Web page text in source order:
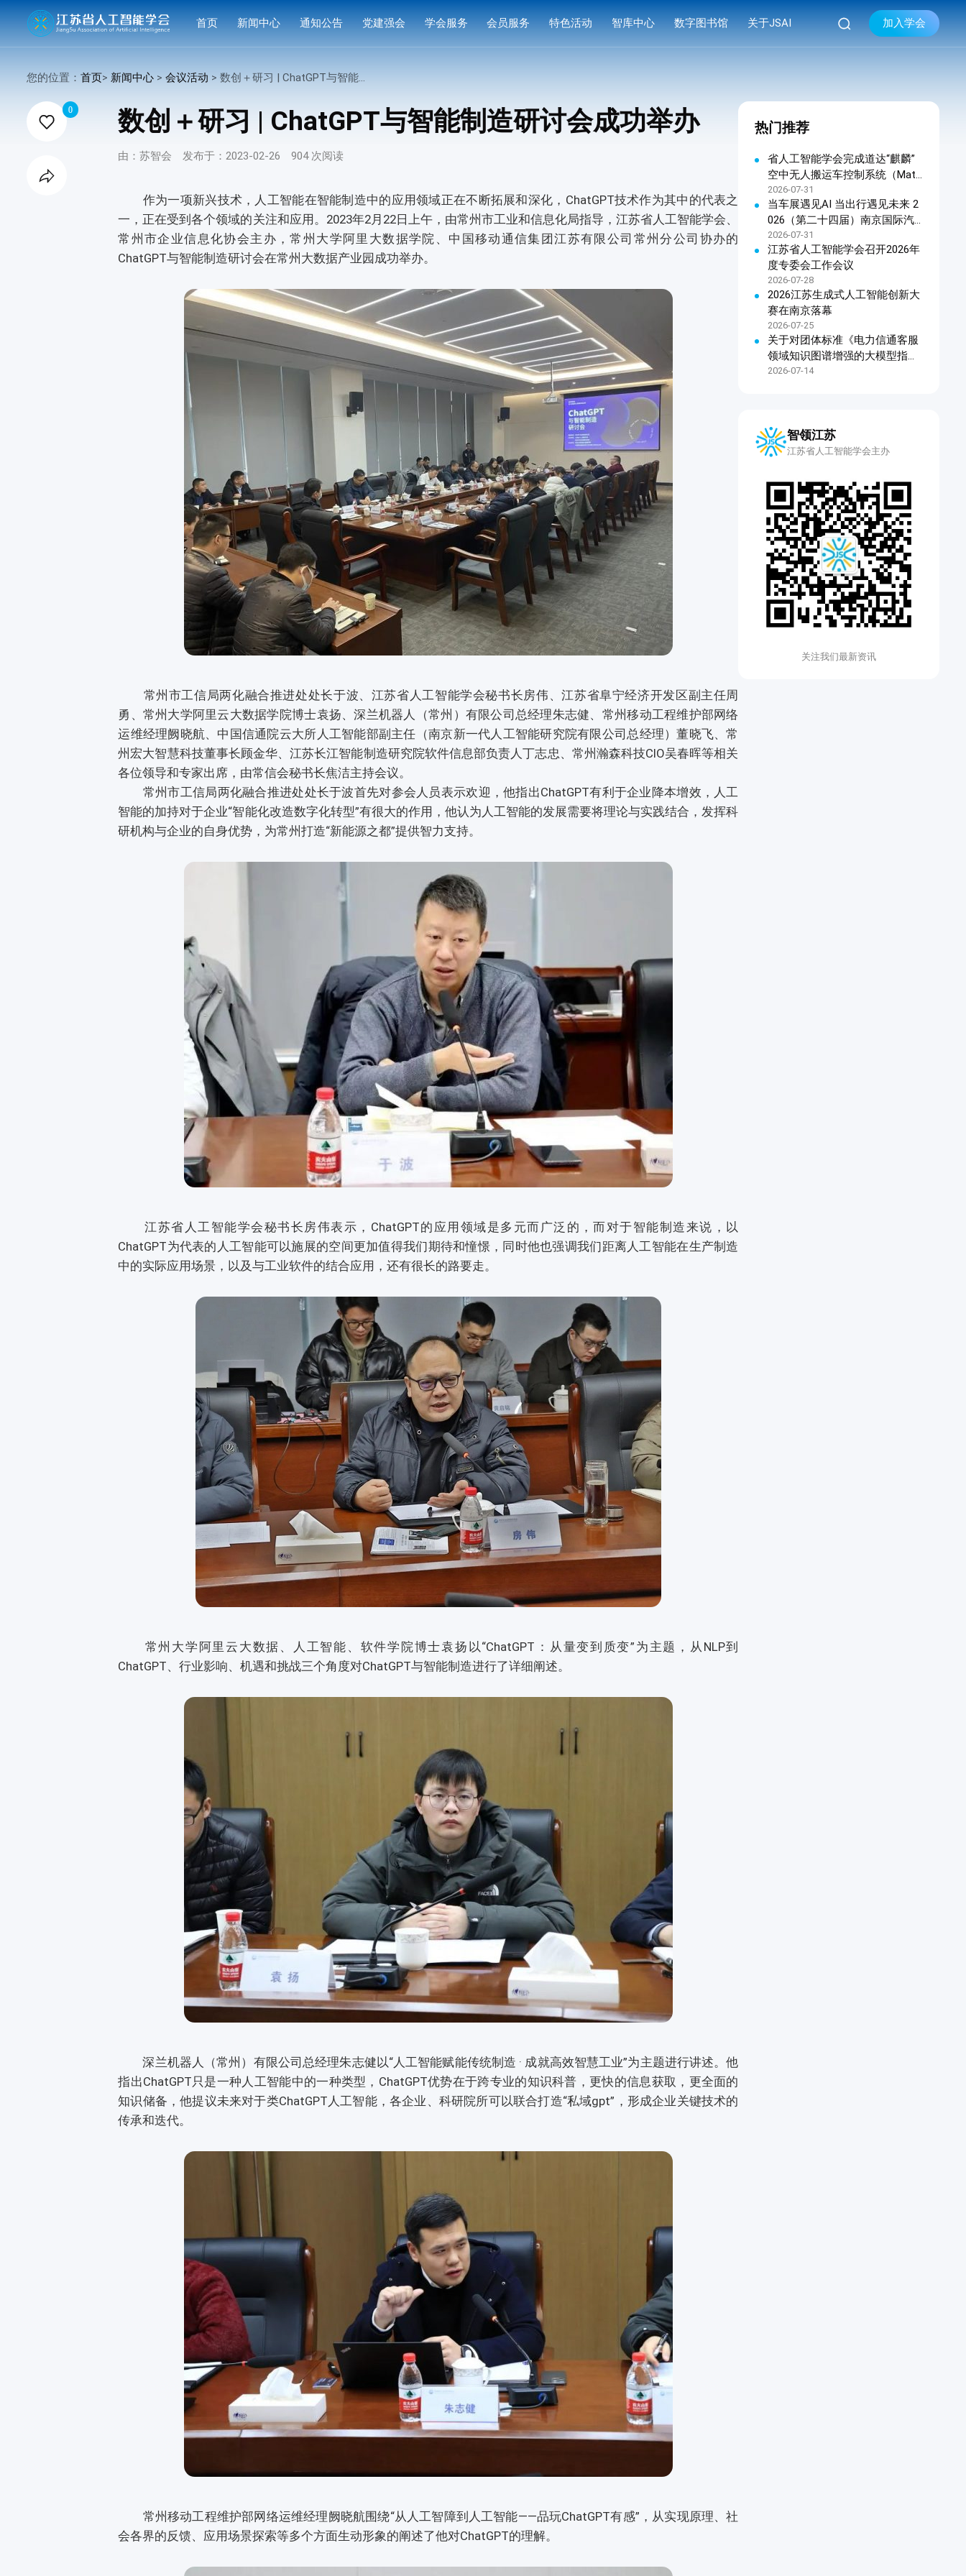
首页 新闻中心
会议活动
赛事活动
科普培训
通知公告
结果公示
党建强会 学会服务
成果评价
会员服务
会员权益
会员单位
特色活动 智库中心
案例库
数字图书馆
资料下载
关于JSAI
现任领导
学会章程
联系我们
 加入学会
您的位置：首页> 新闻中心 >会议活动 > 数创＋研习 | ChatGPT与智能制造研讨会成功举办

0

数创＋研习 | ChatGPT与智能制造研讨会成功举办
由：苏智会 发布于：2023-02-26 904 次阅读
作为一项新兴技术，人工智能在智能制造中的应用领域正在不断拓展和深化，ChatGPT技术作为其中的代表之
一，正在受到各个领域的关注和应用。2023年2月22日上午，由常州市工业和信息化局指导，江苏省人工智能学会、
常州市企业信息化协会主办，常州大学阿里大数据学院、中国移动通信集团江苏有限公司常州分公司协办的
ChatGPT与智能制造研讨会在常州大数据产业园成功举办。
常州市工信局两化融合推进处处长于波、江苏省人工智能学会秘书长房伟、江苏省阜宁经济开发区副主任周
勇、常州大学阿里云大数据学院博士袁扬、深兰机器人（常州）有限公司总经理朱志健、常州移动工程维护部网络
运维经理阙晓航、中国信通院云大所人工智能部副主任（南京新一代人工智能研究院有限公司总经理）董晓飞、常
州宏大智慧科技董事长顾金华、江苏长江智能制造研究院软件信息部负责人丁志忠、常州瀚森科技CIO吴春晖等相关
各位领导和专家出席，由常信会秘书长焦洁主持会议。
常州市工信局两化融合推进处处长于波首先对参会人员表示欢迎，他指出ChatGPT有利于企业降本增效，人工
智能的加持对于企业“智能化改造数字化转型”有很大的作用，他认为人工智能的发展需要将理论与实践结合，发挥科
研机构与企业的自身优势，为常州打造“新能源之都”提供智力支持。
江苏省人工智能学会秘书长房伟表示，ChatGPT的应用领域是多元而广泛的，而对于智能制造来说，以
ChatGPT为代表的人工智能可以施展的空间更加值得我们期待和憧憬，同时他也强调我们距离人工智能在生产制造
中的实际应用场景，以及与工业软件的结合应用，还有很长的路要走。
常州大学阿里云大数据、人工智能、软件学院博士袁扬以“ChatGPT：从量变到质变”为主题，从NLP到
ChatGPT、行业影响、机遇和挑战三个角度对ChatGPT与智能制造进行了详细阐述。
深兰机器人（常州）有限公司总经理朱志健以“人工智能赋能传统制造 · 成就高效智慧工业”为主题进行讲述。他
指出ChatGPT只是一种人工智能中的一种类型，ChatGPT优势在于跨专业的知识科普，更快的信息获取，更全面的
知识储备，他提议未来对于类ChatGPT人工智能，各企业、科研院所可以联合打造“私域gpt”，形成企业关键技术的
传承和迭代。
常州移动工程维护部网络运维经理阙晓航围绕“从人工智障到人工智能——品玩ChatGPT有感”，从实现原理、社
会各界的反馈、应用场景探索等多个方面生动形象的阐述了他对ChatGPT的理解。
热门推荐
省人工智能学会完成道达“麒麟”
空中无人搬运车控制系统（Matri
x OHTC天车软件控制系统）科
技成果鉴定
2026-07-31
当车展遇见AI 当出行遇见未来 2
026（第二十四届）南京国际汽
车展览会暨江苏人工智能终端产
品展览会新闻发布会在宁召开
2026-07-31
江苏省人工智能学会召开2026年
度专委会工作会议
2026-07-28
2026江苏生成式人工智能创新大
赛在南京落幕
2026-07-25
关于对团体标准《电力信通客服
领域知识图谱增强的大模型指令
微调技术规范》公开征求意见的
2026-07-14
智领江苏
江苏省人工智能学会主办
关注我们最新资讯